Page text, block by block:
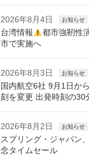
2026年8月4日 お知らせ
台湾情報
都市強靭性
市で実施へ
2026年8月3日 お知らせ
国内航空6社 9月1日か
刻を変更 出発時刻の30
2026年8月2日 お知らせ
スプリング・ジャパン
念タイムセール